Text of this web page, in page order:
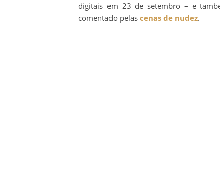
digitais em 23 de setembro – e
comentado pelas cenas de nudez.